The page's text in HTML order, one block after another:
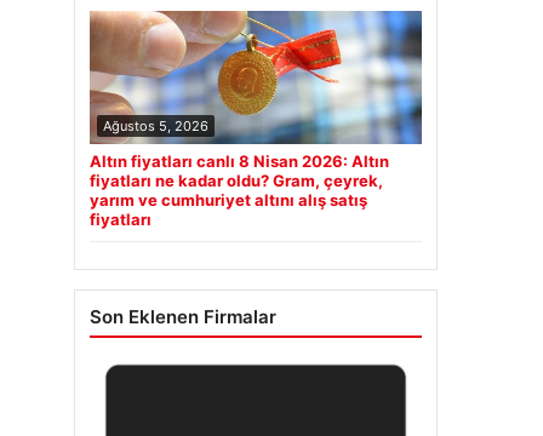
Ağustos 5, 2026
Altın fiyatları canlı 8 Nisan 2026: Altın
fiyatları ne kadar oldu? Gram, çeyrek,
yarım ve cumhuriyet altını alış satış
fiyatları
Son Eklenen Firmalar